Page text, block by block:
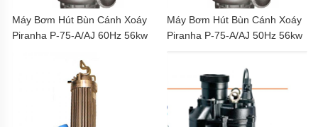
Máy Bơm Hút Bùn Cánh Xoáy
Piranha P-75-A/AJ 60Hz 56kw
Máy Bơm Hút Bùn Cánh Xoáy
Piranha P-75-A/AJ 50Hz 56kw